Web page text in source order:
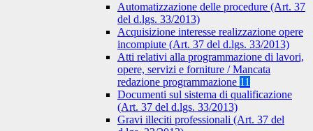
Automatizzazione delle procedure (Art. 37
del d.lgs. 33/2013)
Acquisizione interesse realizzazione opere
incompiute (Art. 37 del d.lgs. 33/2013)
Atti relativi alla programmazione di lavori,
opere, servizi e forniture / Mancata
redazione programmazione 11
Documenti sul sistema di qualificazione
(Art. 37 del d.lgs. 33/2013)
Gravi illeciti professionali (Art. 37 del